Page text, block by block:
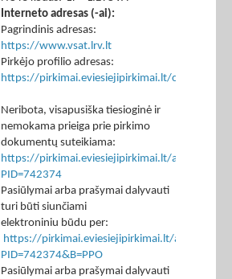
Interneto adresas (-ai):
Pagrindinis adresas:
https://www.vsat.lrv.lt
Pirkėjo profilio adresas:
https://pirkimai.eviesiejipirkimai.lt/ctm/
Neribota, visapusiška tiesioginė ir
nemokama prieiga prie pirkimo
dokumentų suteikiama:
https://pirkimai.eviesiejipirkimai.lt/app/rfq/
PID=742374
Pasiūlymai arba prašymai dalyvauti
turi būti siunčiami
elektroniniu būdu per:
https://pirkimai.eviesiejipirkimai.lt/app/rfq/
PID=742374&B=PPO
Pasiūlymai arba prašymai dalyvauti